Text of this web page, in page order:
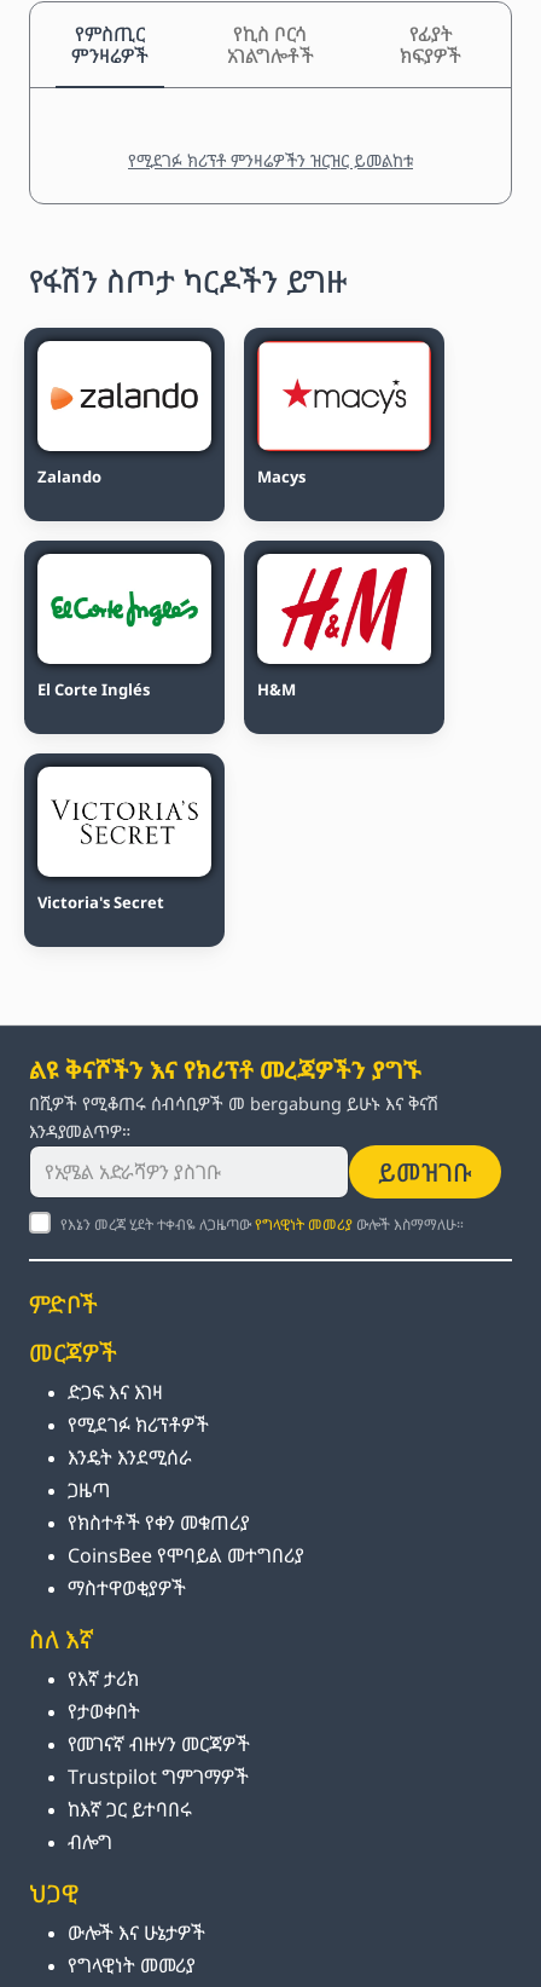
የምስጢር
ምንዛሬዎች
የኪስ ቦርሳ
አገልግሎቶች
የፊያት
ክፍያዎች
የሚደገፉ ክሪፕቶ ምንዛሬዎችን ዝርዝር ይመልከቱ
የፋሽን ስጦታ ካርዶችን ይግዙ
Zalando Macys
El Corte Inglés H&M
Victoria's Secret
ልዩ ቅናሾችን እና የክሪፕቶ መረጃዎችን ያግኙ
በሺዎች የሚቆጠሩ ሰብሳቢዎች መ bergabung ይሁኑ እና ቅናሽ
እንዳያመልጥዎ።
ይመዝገቡ
የእኔን መረጃ ሂደት ተቀብዬ ለጋዜጣውየግላዊነት መመሪያ ውሎች እስማማለሁ።
ምድቦች
መርጃዎች
ድጋፍ እና እገዛ
የሚደገፉ ክሪፕቶዎች
እንዴት እንደሚሰራ
ጋዜጣ
የክስተቶች የቀን መቁጠሪያ
CoinsBee የሞባይል መተግበሪያ
ማስተዋወቂያዎች
ስለ እኛ
የእኛ ታሪክ
የታወቀበት
የመገናኛ ብዙሃን መርጃዎች
Trustpilot ግምገማዎች
ከእኛ ጋር ይተባበሩ
ብሎግ
ህጋዊ
ውሎች እና ሁኔታዎች
የግላዊነት መመሪያ